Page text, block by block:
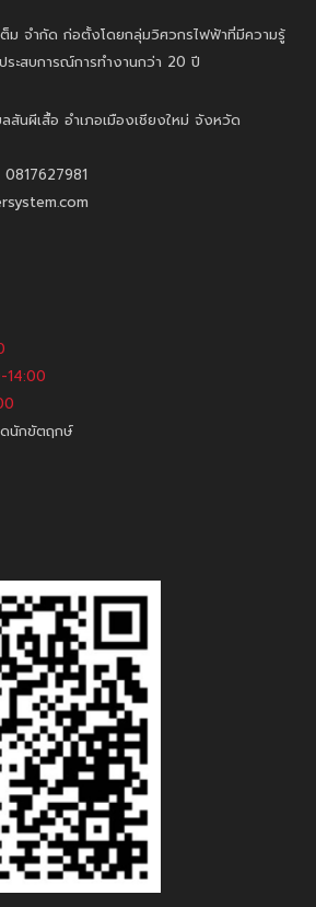
ม จำกัด ก่อตั้งโดยกลุ่มวิศวกรไฟฟ้าที่มีความรู้
ระสบการณ์การทำงานกว่า 20 ปี
นผีเสื้อ อำเภอเมืองเชียงใหม่ จังหวัด
14:00
นักขัตฤกษ์